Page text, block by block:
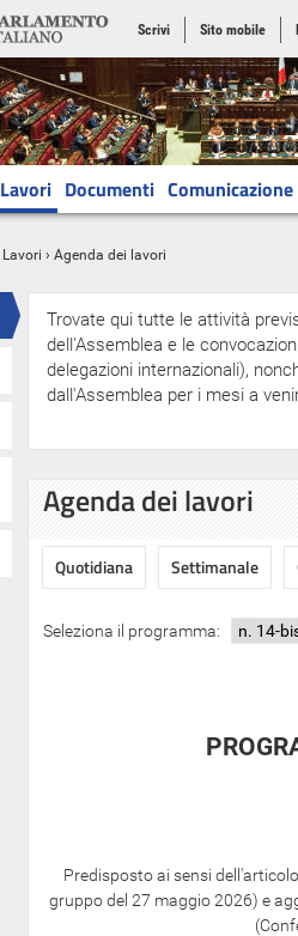
Scrivi Sito mobile
Lavori Documenti Comunicazione
Lavori › Agenda dei lavori
Trovate qui tutte le attività
dell'Assemblea e le
delegazioni internazionali),
dall'Assemblea per i mesi a
Agenda dei lavori
Quotidiana Settimanale
Seleziona il programma:
Predisposto ai sensi
gruppo del 27 maggio 2026) e